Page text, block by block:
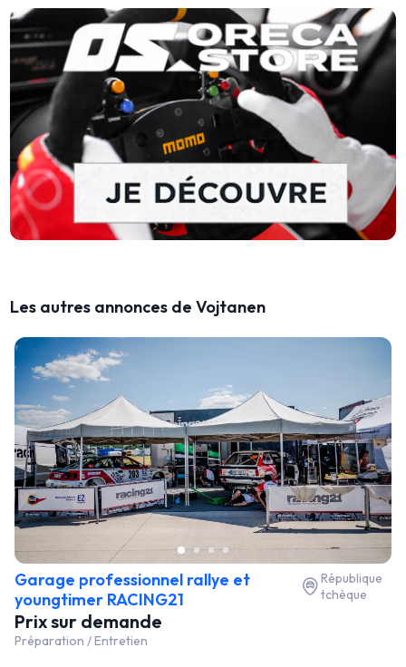
Les autres annonces de Vojtanen
Garage professionnel rallye et
youngtimer RACING21
République
tchèque
Prix sur demande
Préparation / Entretien